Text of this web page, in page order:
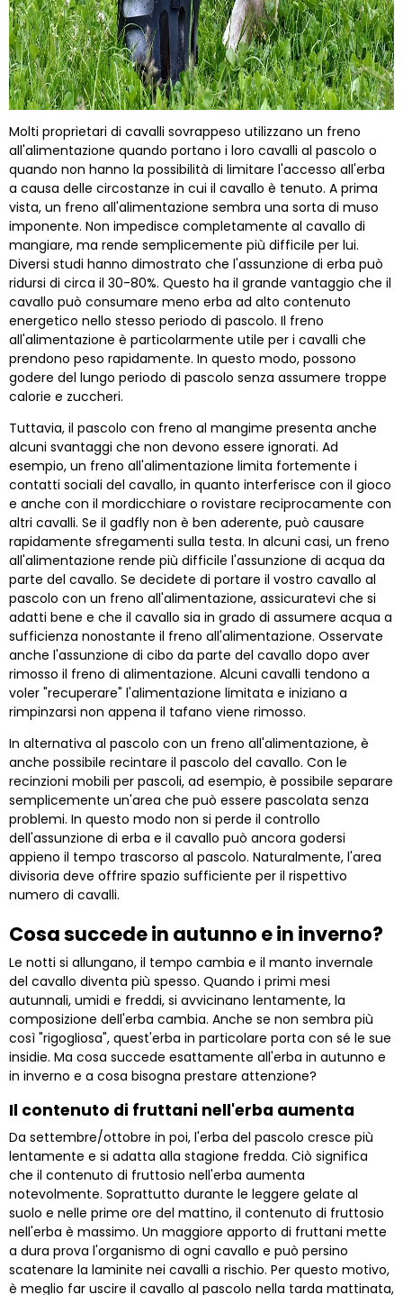
Molti proprietari di cavalli sovrappeso utilizzano un freno
all'alimentazione quando portano i loro cavalli al pascolo o
quando non hanno la possibilità di limitare l'accesso all'erba
a causa delle circostanze in cui il cavallo è tenuto. A prima
vista, un freno all'alimentazione sembra una sorta di muso
imponente. Non impedisce completamente al cavallo di
mangiare, ma rende semplicemente più difficile per lui.
Diversi studi hanno dimostrato che l'assunzione di erba può
ridursi di circa il 30-80%. Questo ha il grande vantaggio che il
cavallo può consumare meno erba ad alto contenuto
energetico nello stesso periodo di pascolo. Il freno
all'alimentazione è particolarmente utile per i cavalli che
prendono peso rapidamente. In questo modo, possono
godere del lungo periodo di pascolo senza assumere troppe
calorie e zuccheri.
Tuttavia, il pascolo con freno al mangime presenta anche
alcuni svantaggi che non devono essere ignorati. Ad
esempio, un freno all'alimentazione limita fortemente i
contatti sociali del cavallo, in quanto interferisce con il gioco
e anche con il mordicchiare o rovistare reciprocamente con
altri cavalli. Se il gadfly non è ben aderente, può causare
rapidamente sfregamenti sulla testa. In alcuni casi, un freno
all'alimentazione rende più difficile l'assunzione di acqua da
parte del cavallo. Se decidete di portare il vostro cavallo al
pascolo con un freno all'alimentazione, assicuratevi che si
adatti bene e che il cavallo sia in grado di assumere acqua a
sufficienza nonostante il freno all'alimentazione. Osservate
anche l'assunzione di cibo da parte del cavallo dopo aver
rimosso il freno di alimentazione. Alcuni cavalli tendono a
voler "recuperare" l'alimentazione limitata e iniziano a
rimpinzarsi non appena il tafano viene rimosso.
In alternativa al pascolo con un freno all'alimentazione, è
anche possibile recintare il pascolo del cavallo. Con le
recinzioni mobili per pascoli, ad esempio, è possibile separare
semplicemente un'area che può essere pascolata senza
problemi. In questo modo non si perde il controllo
dell'assunzione di erba e il cavallo può ancora godersi
appieno il tempo trascorso al pascolo. Naturalmente, l'area
divisoria deve offrire spazio sufficiente per il rispettivo
numero di cavalli.
Cosa succede in autunno e in inverno?
Le notti si allungano, il tempo cambia e il manto invernale
del cavallo diventa più spesso. Quando i primi mesi
autunnali, umidi e freddi, si avvicinano lentamente, la
composizione dell'erba cambia. Anche se non sembra più
così "rigogliosa", quest'erba in particolare porta con sé le sue
insidie. Ma cosa succede esattamente all'erba in autunno e
in inverno e a cosa bisogna prestare attenzione?
Il contenuto di fruttani nell'erba aumenta
Da settembre/ottobre in poi, l'erba del pascolo cresce più
lentamente e si adatta alla stagione fredda. Ciò significa
che il contenuto di fruttosio nell'erba aumenta
notevolmente. Soprattutto durante le leggere gelate al
suolo e nelle prime ore del mattino, il contenuto di fruttosio
nell'erba è massimo. Un maggiore apporto di fruttani mette
a dura prova l'organismo di ogni cavallo e può persino
scatenare la laminite nei cavalli a rischio. Per questo motivo,
è meglio far uscire il cavallo al pascolo nella tarda mattinata,